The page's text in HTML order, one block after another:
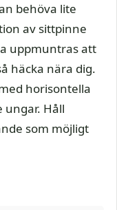
behöva lite
av sittpinne
uppmuntras att
häcka nära dig.
horisontella
ungar. Håll
som möjligt